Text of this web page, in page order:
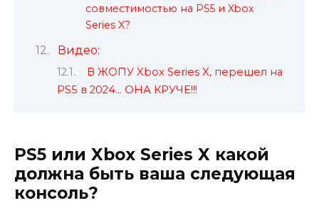
совместимостью на PS5 и Xbox
Series X?
Видео:
В ЖОПУ Xbox Series X, перешел на
PS5 в 2024… ОНА КРУЧЕ!!!
PS5 или Xbox Series X какой
должна быть ваша следующая
консоль?